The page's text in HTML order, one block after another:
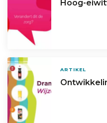
Hoog-
ARTIKEL